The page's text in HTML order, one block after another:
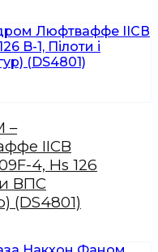
–
IIСВ
4, Hs 126
ВПС
(DS4801)